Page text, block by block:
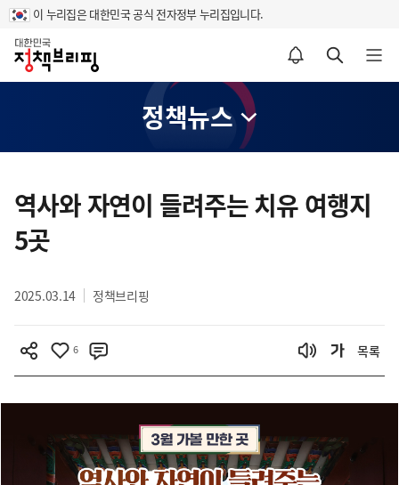
이 누리집은 대한민국 공식 전자정부 누리집입니다.
홈
알림설정 바로가기 검색 바로가기 메뉴 열기
정책뉴스
텐
영
역사와 자연이 들려주는 치유 여행지
5곳
2025.03.14 정책브리핑
6 목록